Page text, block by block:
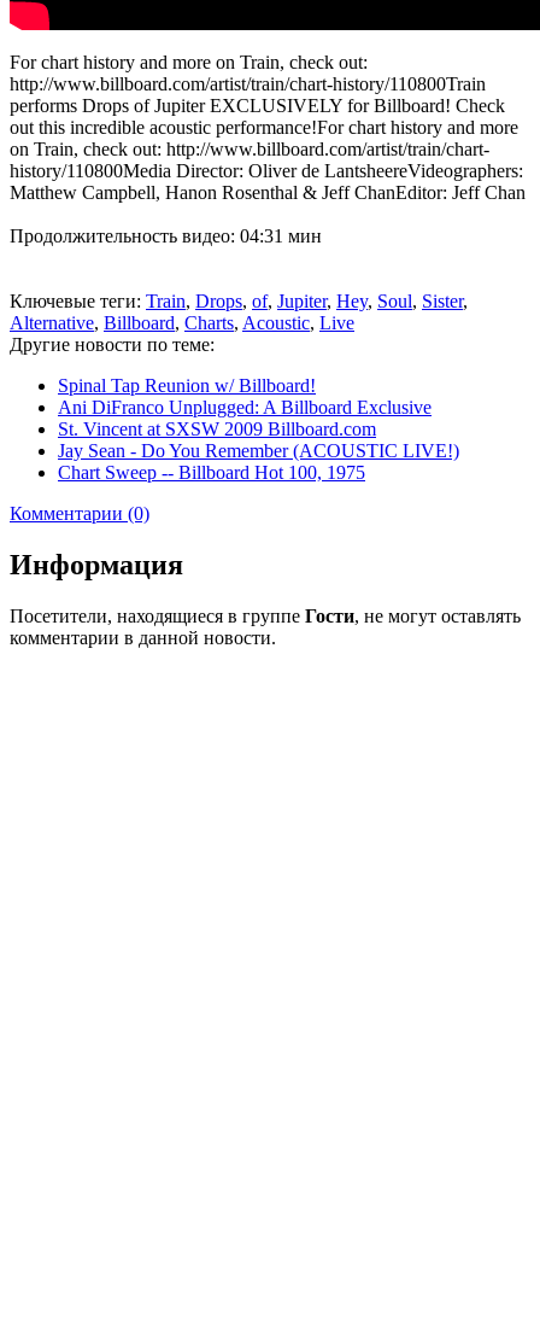
For chart history and more on Train, check out:
http://www.billboard.com/artist/train/chart-history/110800Train
performs Drops of Jupiter EXCLUSIVELY for Billboard! Check
out this incredible acoustic performance!For chart history and more
on Train, check out: http://www.billboard.com/artist/train/chart-
history/110800Media Director: Oliver de LantsheereVideographers:
Matthew Campbell, Hanon Rosenthal & Jeff ChanEditor: Jeff Chan
Продолжительность видео: 04:31 мин
Ключевые теги: Train, Drops, of, Jupiter, Hey, Soul, Sister,
Alternative, Billboard, Charts, Acoustic, Live
Другие новости по теме:
Spinal Tap Reunion w/ Billboard!
Ani DiFranco Unplugged: A Billboard Exclusive
St. Vincent at SXSW 2009 Billboard.com
Jay Sean - Do You Remember (ACOUSTIC LIVE!)
Chart Sweep -- Billboard Hot 100, 1975
Комментарии (0)
Информация
Посетители, находящиеся в группе Гости, не могут оставлять
комментарии в данной новости.